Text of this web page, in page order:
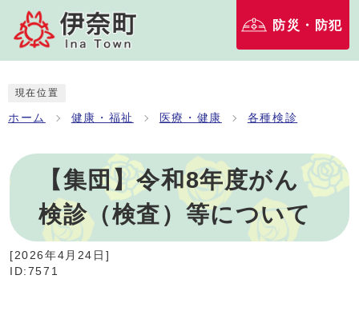
防災・防犯
現在位置
ホーム 健康・福祉 医療・健康 各種検診
【集団】令和8年度がん
検診（検査）等について
[2026年4月24日 ]
ID:7571